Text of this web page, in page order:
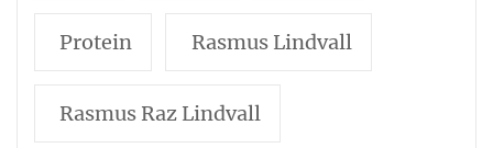
Protein Rasmus Lindvall
Rasmus Raz Lindvall